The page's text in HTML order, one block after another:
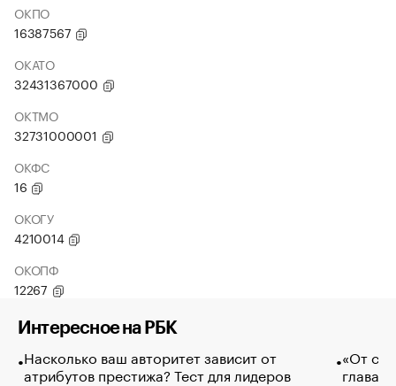
ОКПО
16387567
ОКАТО
32431367000
ОКТМО
32731000001
ОКФС
16
ОКОГУ
4210014
ОКОПФ
12267
Интересное на РБК
Насколько ваш авторитет зависит от
атрибутов престижа? Тест для лидеров
«От
глава